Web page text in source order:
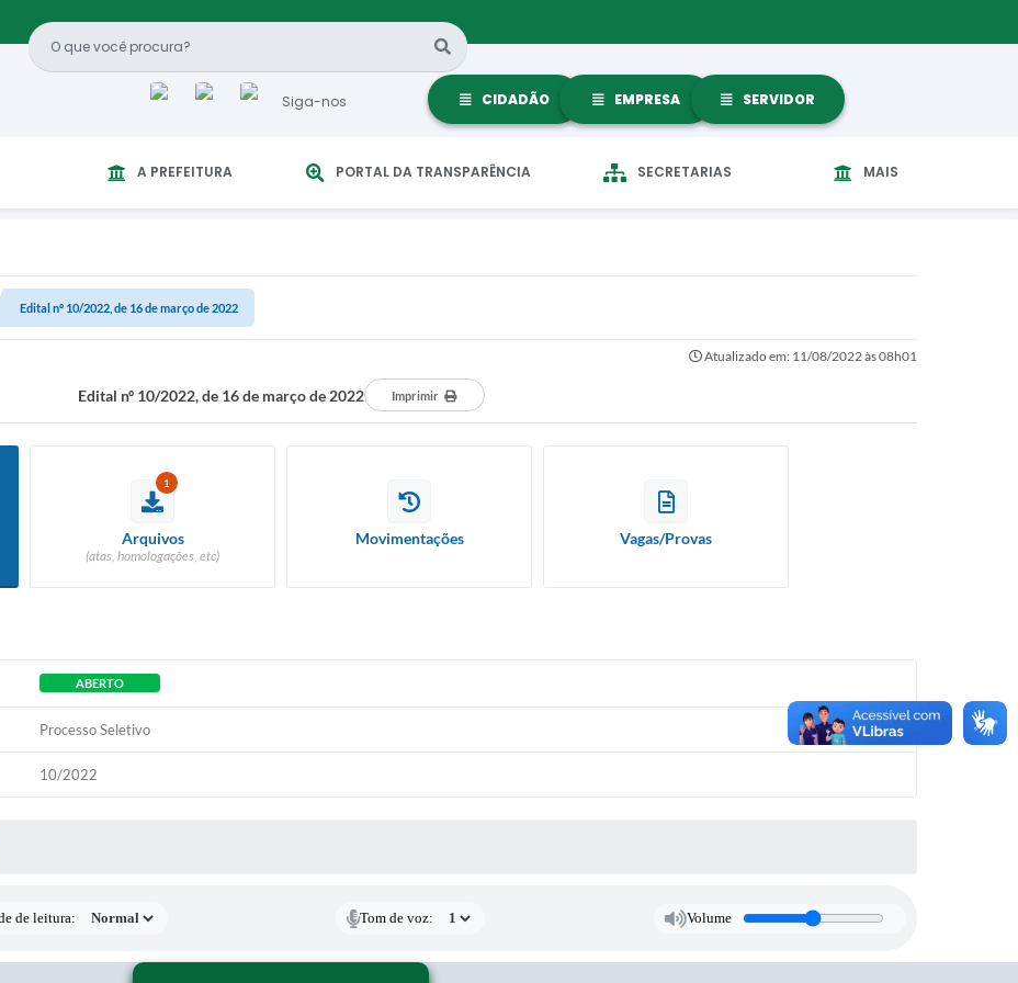
Siga-nos CIDADÃO EMPRESA SERVIDOR
A PREFEITURA PORTAL DA TRANSPARÊNCIA SECRETARIAS MAIS
Edital nº 10/2022, de 16 de março de 2022
Atualizado em: 11/08/2022 às 08h01
Edital nº 10/2022, de 16 de março de 2022 Imprimir
1
Arquivos
(atas, homologações, etc)
Movimentações Vagas/Provas
ABERTO
Processo Seletivo
10/2022
de leitura: Tom de voz: Volume